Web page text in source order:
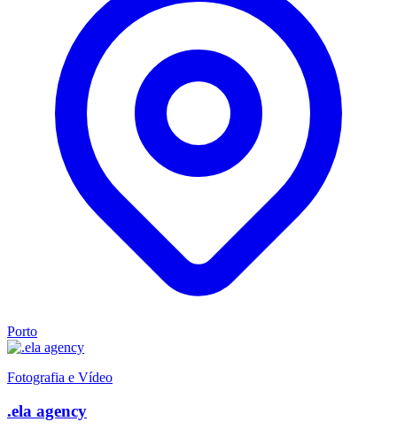
Porto
Fotografia e Vídeo
.ela agency